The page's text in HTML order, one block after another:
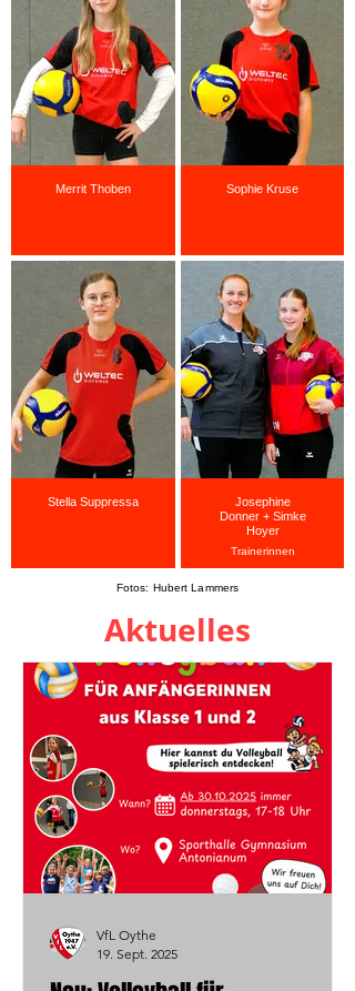
Merrit Thoben Sophie Kruse
Stella Suppressa
Josephine
Donner + Simke
Hoyer
Trainerinnen
Fotos: Hubert Lammers
Aktuelles
VfL Oythe
19. Sept. 2025